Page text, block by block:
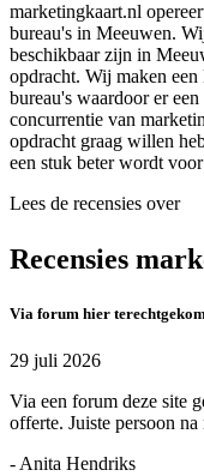
marketingkaart.nl
bureau's in Meeuwen.
beschikbaar zijn in
opdracht. Wij maken
bureau's waardoor er
concurrentie van
opdracht graag willen
een stuk beter wordt
Lees de recensies over
Recensies
Via forum hier
29 juli 2026
Via een forum deze site
offerte. Juiste persoon
- Anita Hendriks